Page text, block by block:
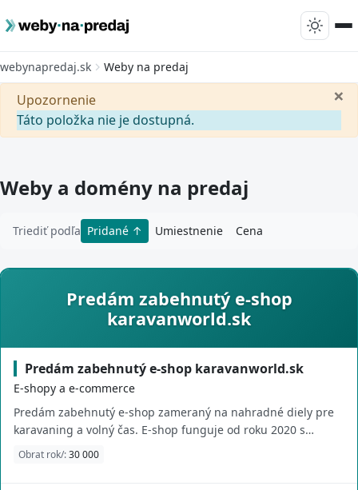
webynapredaj.sk Weby na predaj
×
Upozornenie
Táto položka nie je dostupná.
Weby a domény na predaj
Triediť podľa Pridané Umiestnenie Cena
Predám zabehnutý e-shop
karavanworld.sk
Predám zabehnutý e-shop karavanworld.sk
E-shopy a e-commerce
Predám zabehnutý e-shop zameraný na nahradné diely pre
karavaning a volný čas. E-shop funguje od roku 2020 s
klientelou v SK,CZ,HU,RO. E-shop sa pr...
Obrat rok/:30 000